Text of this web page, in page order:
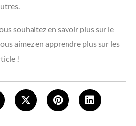
souhaitez en savoir plus sur le
aimez en apprendre plus sur les
!